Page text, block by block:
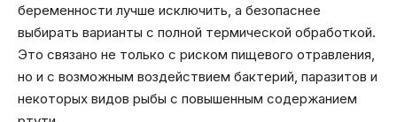
беременности лучше исключить, а безопаснее
выбирать варианты с полной термической обработкой.
Это связано не только с риском пищевого отравления,
но и с возможным воздействием бактерий, паразитов и
некоторых видов рыбы с повышенным содержанием